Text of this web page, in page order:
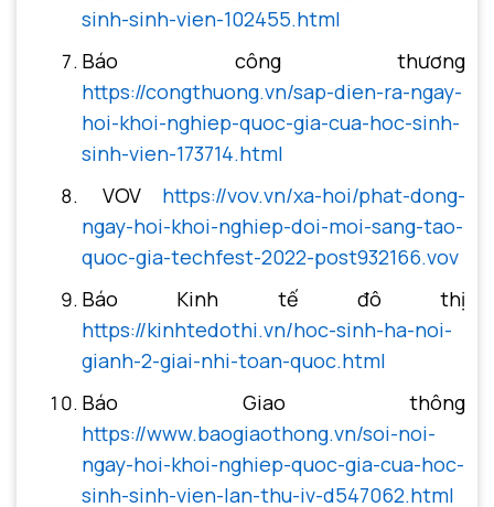
sinh-sinh-vien-102455.html
Báo công thương
https://congthuong.vn/sap-dien-ra-ngay-
hoi-khoi-nghiep-quoc-gia-cua-hoc-sinh-
sinh-vien-173714.html
VOV https://vov.vn/xa-hoi/phat-dong-
ngay-hoi-khoi-nghiep-doi-moi-sang-tao-
quoc-gia-techfest-2022-post932166.vov
Báo Kinh tế đô thị
https://kinhtedothi.vn/hoc-sinh-ha-noi-
gianh-2-giai-nhi-toan-quoc.html
Báo Giao thông
https://www.baogiaothong.vn/soi-noi-
ngay-hoi-khoi-nghiep-quoc-gia-cua-hoc-
sinh-sinh-vien-lan-thu-iv-d547062.html